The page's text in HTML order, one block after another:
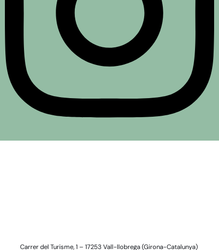
Carrer del Turisme, 1 – 17253 Vall-llobrega (Girona-Catalunya)